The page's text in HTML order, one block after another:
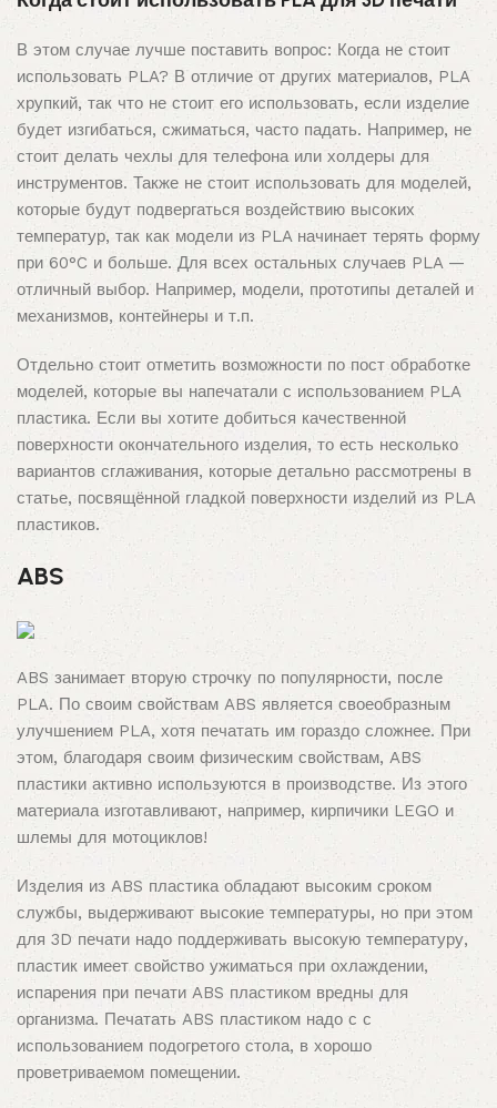
В этом случае лучше поставить вопрос: Когда не стоит
использовать PLA? В отличие от других материалов, PLA
хрупкий, так что не стоит его использовать, если изделие
будет изгибаться, сжиматься, часто падать. Например, не
стоит делать чехлы для телефона или холдеры для
инструментов. Также не стоит использовать для моделей,
которые будут подвергаться воздействию высоких
температур, так как модели из PLA начинает терять форму
при 60°C и больше. Для всех остальных случаев PLA —
отличный выбор. Например, модели, прототипы деталей и
механизмов, контейнеры и т.п.
Отдельно стоит отметить возможности по пост обработке
моделей, которые вы напечатали с использованием PLA
пластика. Если вы хотите добиться качественной
поверхности окончательного изделия, то есть несколько
вариантов сглаживания, которые детально рассмотрены в
статье, посвящённой гладкой поверхности изделий из PLA
пластиков.
ABS
ABS занимает вторую строчку по популярности, после
PLA. По своим свойствам ABS является своеобразным
улучшением PLA, хотя печатать им гораздо сложнее. При
этом, благодаря своим физическим свойствам, ABS
пластики активно используются в производстве. Из этого
материала изготавливают, например, кирпичики LEGO и
шлемы для мотоциклов!
Изделия из ABS пластика обладают высоким сроком
службы, выдерживают высокие температуры, но при этом
для 3D печати надо поддерживать высокую температуру,
пластик имеет свойство ужиматься при охлаждении,
испарения при печати ABS пластиком вредны для
организма. Печатать ABS пластиком надо с с
использованием подогретого стола, в хорошо
проветриваемом помещении.